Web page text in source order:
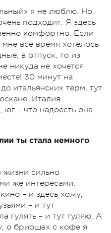
я не люблю. Но
подходит. Я здесь
комфортно. Если
все время хотелось
в отпуск, то из
никуда не хочется
30 минут на
итальянских терм, тут
Италия
юг – что надоесть она
ты стала немного
жизни сильно
же интересами:
– и здесь хожу,
– и тут
гулять – и тут гуляю. А
о бриошах с кофе я